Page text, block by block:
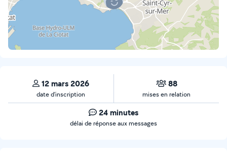
12 mars 2026
date d’inscription
88
mises en relation
24 minutes
délai de réponse aux messages